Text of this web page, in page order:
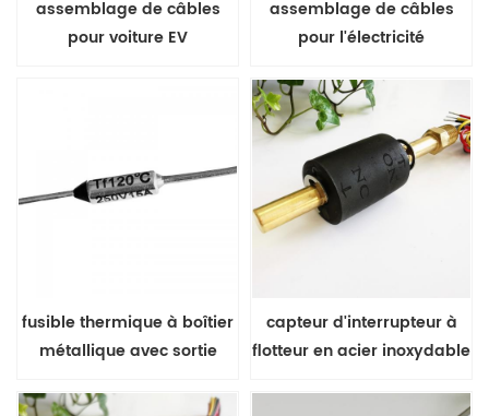
assemblage de câbles
pour voiture EV
assemblage de câbles
pour l'électricité
fusible thermique à boîtier
métallique avec sortie
capteur d'interrupteur à
flotteur en acier inoxydable